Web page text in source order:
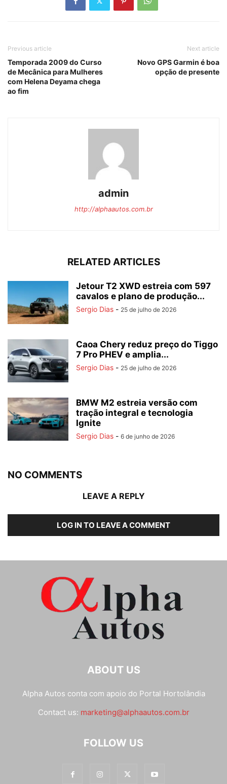
Previous article
Temporada 2009 do Curso
de Mecânica para Mulheres
com Helena Deyama chega
ao fim
Next article
Novo GPS Garmin é boa
opção de presente
admin
http://alphaautos.com.br
RELATED ARTICLES
Jetour T2 XWD estreia com 597
cavalos e plano de produção...
Sergio Dias - 25 de julho de 2026
Caoa Chery reduz preço do Tiggo
7 Pro PHEV e amplia...
Sergio Dias - 25 de julho de 2026
BMW M2 estreia versão com
tração integral e tecnologia
Ignite
Sergio Dias - 6 de junho de 2026
NO COMMENTS
LEAVE A REPLY
LOG IN TO LEAVE A COMMENT
ABOUT US
Alpha Autos conta com apoio do Portal Hortolândia
Contact us: marketing@alphaautos.com.br
FOLLOW US